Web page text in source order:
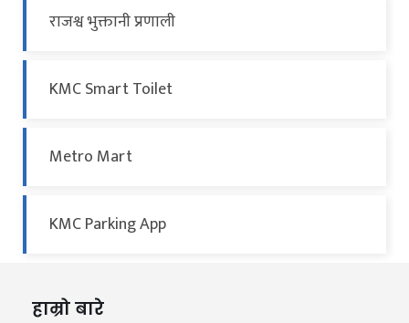
राजश्व भुक्तानी प्रणाली
KMC Smart Toilet
Metro Mart
KMC Parking App
हाम्रो बारे